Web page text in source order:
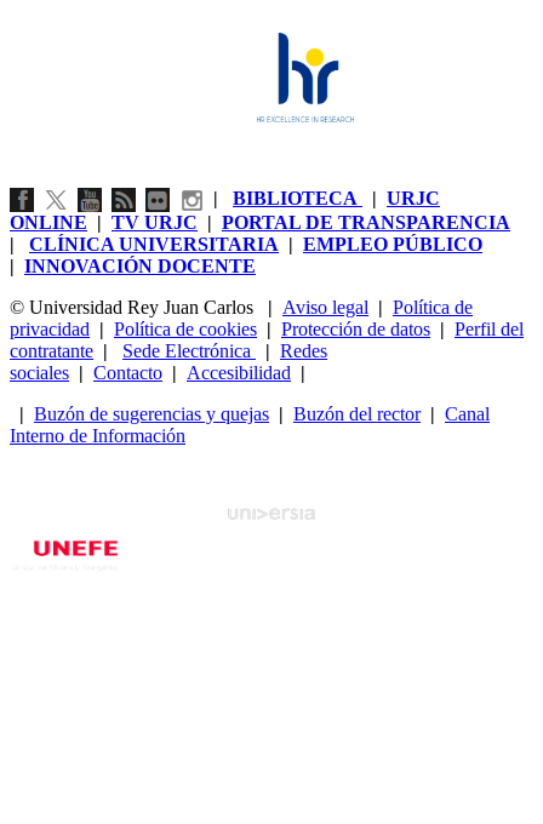
| BIBLIOTECA | URJC
ONLINE | TV URJC | PORTAL DE TRANSPARENCIA
| CLÍNICA UNIVERSITARIA | EMPLEO PÚBLICO
| INNOVACIÓN DOCENTE
© Universidad Rey Juan Carlos
| Aviso legal | Política de
privacidad | Política de cookies | Protección de datos | Perfil del
contratante | Sede Electrónica | Redes
sociales | Contacto | Accesibilidad |
| Buzón de sugerencias y quejas | Buzón del rector| Canal
Interno de Información